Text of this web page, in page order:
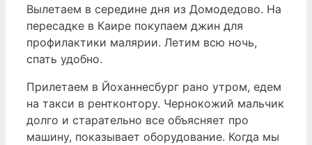
Вылетаем в середине дня из Домодедово. На
пересадке в Каире покупаем джин для
профилактики малярии. Летим всю ночь,
спать удобно.
Прилетаем в Йоханнесбург рано утром, едем
на такси в рентконтору. Чернокожий мальчик
долго и старательно все объясняет про
машину, показывает оборудование. Когда мы